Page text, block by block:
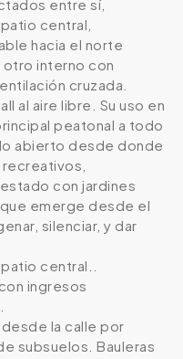
entre sí,
central,
hacia el norte
interno con
cruzada.
al aire libre. Su uso en
peatonal a todo
abierto desde donde
con jardines
emerge desde el
silenciar, y dar
central..
ingresos
la calle por
subsuelos. Bauleras